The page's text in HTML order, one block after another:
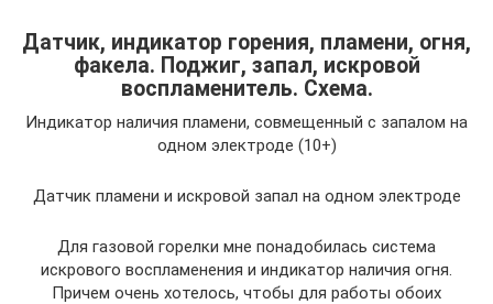
Датчик, индикатор горения, пламени, огня,
факела. Поджиг, запал, искровой
воспламенитель. Схема.
Индикатор наличия пламени, совмещенный с запалом на
одном электроде (10+)
Датчик пламени и искровой запал на одном электроде
Для газовой горелки мне понадобилась система
искрового воспламенения и индикатор наличия огня.
Причем очень хотелось, чтобы для работы обоих